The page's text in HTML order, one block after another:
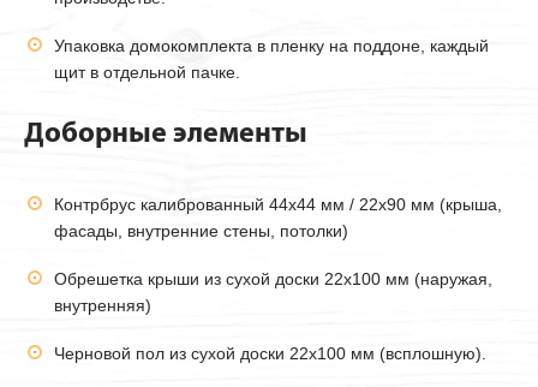
Упаковка домокомплекта в пленку на поддоне, каждый
щит в отдельной пачке.
Доборные элементы
Контрбрус калиброванный 44х44 мм / 22х90 мм (крыша,
фасады, внутренние стены, потолки)
Обрешетка крыши из сухой доски 22х100 мм (наружая,
внутренняя)
Черновой пол из сухой доски 22х100 мм (всплошную).